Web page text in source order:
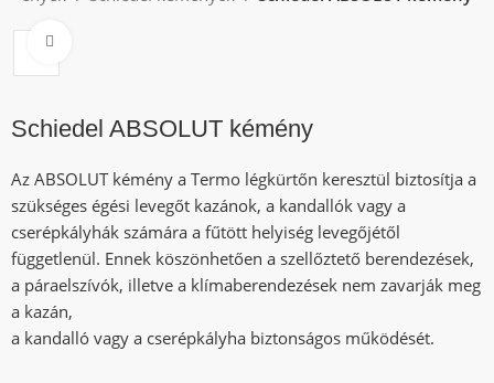
Schiedel ABSOLUT kémény
Az ABSOLUT kémény a Termo légkürtőn keresztül biztosítja a
szükséges égési levegőt kazánok, a kandallók vagy a
cserépkályhák számára a fűtött helyiség levegőjétől
függetlenül. Ennek köszönhetően a szellőztető berendezések,
a páraelszívók, illetve a klímaberendezések nem zavarják meg
a kazán,
a kandalló vagy a cserépkályha biztonságos működését.